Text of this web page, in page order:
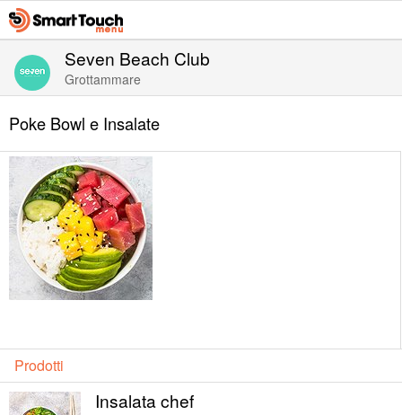
Seven Beach Club
Grottammare
Poke Bowl e Insalate
Prodotti
Insalata chef